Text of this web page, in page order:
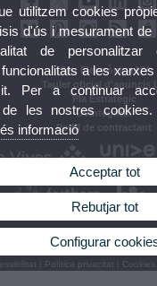
Seu Electrònica UV
Tauler oficial d'anuncis
Pla Estratègic
UVintegritat
Perfil de contractant
Ibáñez, 13. 46010 València.
Política privacitat Cookies
utilitzem cookies
d'ús i mesurament
de personalitzar
a les
Per a continuar
de les nostres
informació
Acceptar tot
Rebutjar tot
Configurar